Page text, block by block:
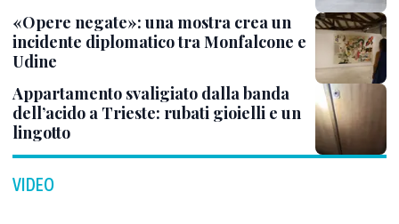
«Opere negate»: una mostra crea un
incidente diplomatico tra Monfalcone e
Udine
Appartamento svaligiato dalla banda
dell’acido a Trieste: rubati gioielli e un
lingotto
VIDEO